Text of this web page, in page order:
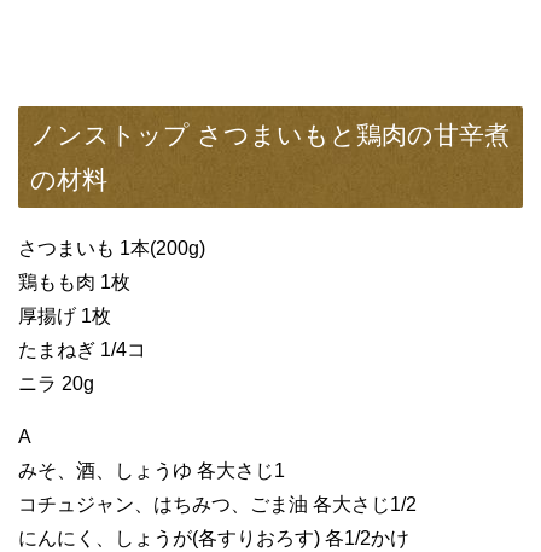
ノンストップ さつまいもと鶏肉の甘辛煮
の材料
さつまいも 1本(200g)
鶏もも肉 1枚
厚揚げ 1枚
たまねぎ 1/4コ
ニラ 20g
A
みそ、酒、しょうゆ 各大さじ1
コチュジャン、はちみつ、ごま油 各大さじ1/2
にんにく、しょうが(各すりおろす) 各1/2かけ